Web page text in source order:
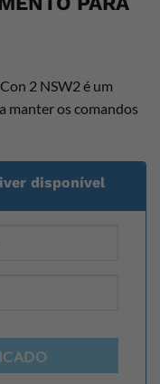
2 NSW2 é um
manter os comandos
disponível